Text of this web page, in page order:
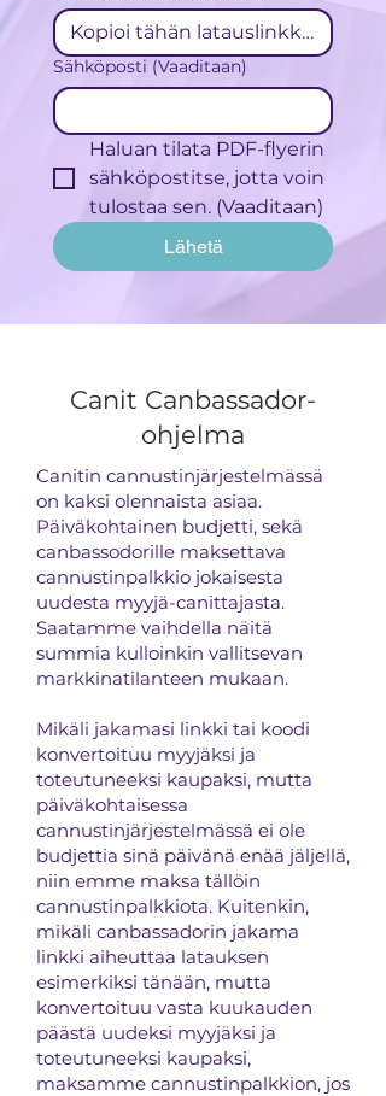
Sähköposti (Vaaditaan)
Haluan tilata PDF-flyerin
sähköpostitse, jotta voin
tulostaa sen. (Vaaditaan)
Lähetä
Canit Canbassador-
ohjelma
Canitin cannustinjärjestelmässä
on kaksi olennaista asiaa.
Päiväkohtainen budjetti, sekä
canbassodorille maksettava
cannustinpalkkio jokaisesta
uudesta myyjä-canittajasta.
Saatamme vaihdella näitä
summia kulloinkin vallitsevan
markkinatilanteen mukaan.
Mikäli jakamasi linkki tai koodi
konvertoituu myyjäksi ja
toteutuneeksi kaupaksi, mutta
päiväkohtaisessa
cannustinjärjestelmässä ei ole
budjettia sinä päivänä enää jäljellä,
niin emme maksa tällöin
cannustinpalkkiota. Kuitenkin,
mikäli canbassadorin jakama
linkki aiheuttaa latauksen
esimerkiksi tänään, mutta
konvertoituu vasta kuukauden
päästä uudeksi myyjäksi ja
toteutuneeksi kaupaksi,
maksamme cannustinpalkkion, jos